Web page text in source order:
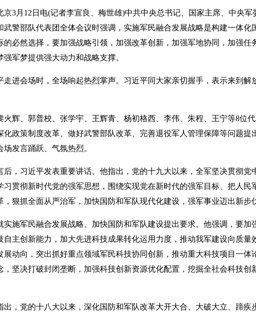
月12日电(记者李宣良、梅世雄)中共中央总书记、国家主席、中央军
武警部队代表团全体会议时强调，实施军民融合发展战略是构建一体
的必然选择，要加强战略引领，加强改革创新，加强军地协同，加强任
强军梦提供强大动力和战略支撑。
会场时，全场响起热烈掌声。习近平同大家亲切握手，表示来到解
、郭普校、张学宇、王辉青、杨初格西、李伟、朱程、王宁等8位
化政策制度改革、做好武警部队改革、完善退役军人管理保障等问题
场发言踊跃、气氛热烈。
习近平发表重要讲话。他指出，党的十九大以来，全军坚决贯彻党
习贯彻新时代党的强军思想，围绕实现党在新时代的强军目标、把人
，狠抓全面从严治军，加快国防和军队现代化建设，强军事业迈出新步
军民融合发展战略、加快国防和军队建设提出要求。他强调，要加
自主创新能力，加大先进科技成果转化运用力度，推动我军建设向质
展动向，突出抓好重点领域军民科技协同创新，推动重大科技项目一
，坚决打破封闭垄断，加强科技创新资源优化配置，挖掘全社会科技
党的十八大以来，深化国防和军队改革大开大合、大破大立、蹄疾